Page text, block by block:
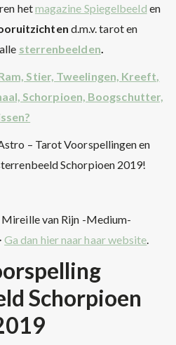
hetmagazine Spiegelbeeld en
d.m.v. tarot en
sterrenbeelden.
Stier, Tweelingen, Kreeft,
Schorpioen, Boogschutter,
– Tarot Voorspellingen en
Schorpioen 2019!
van Rijn -Medium-
Ga dan hier naar haar website.
Schorpioen